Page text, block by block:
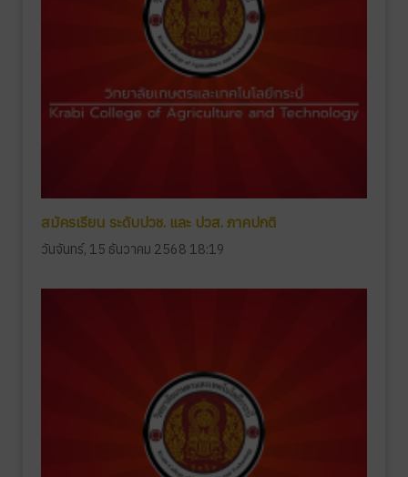
สมัครเรียน ระดับปวช. และ ปวส. ภาคปกติ
วันจันทร์, 15 ธันวาคม 2568 18:19